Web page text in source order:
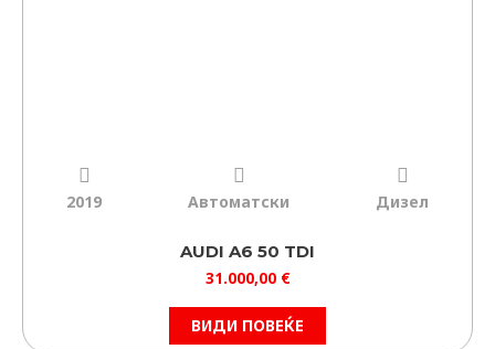
2019 Автоматски Дизел
AUDI A6 50 TDI
31.000,00 €
ВИДИ ПОВЕЌЕ